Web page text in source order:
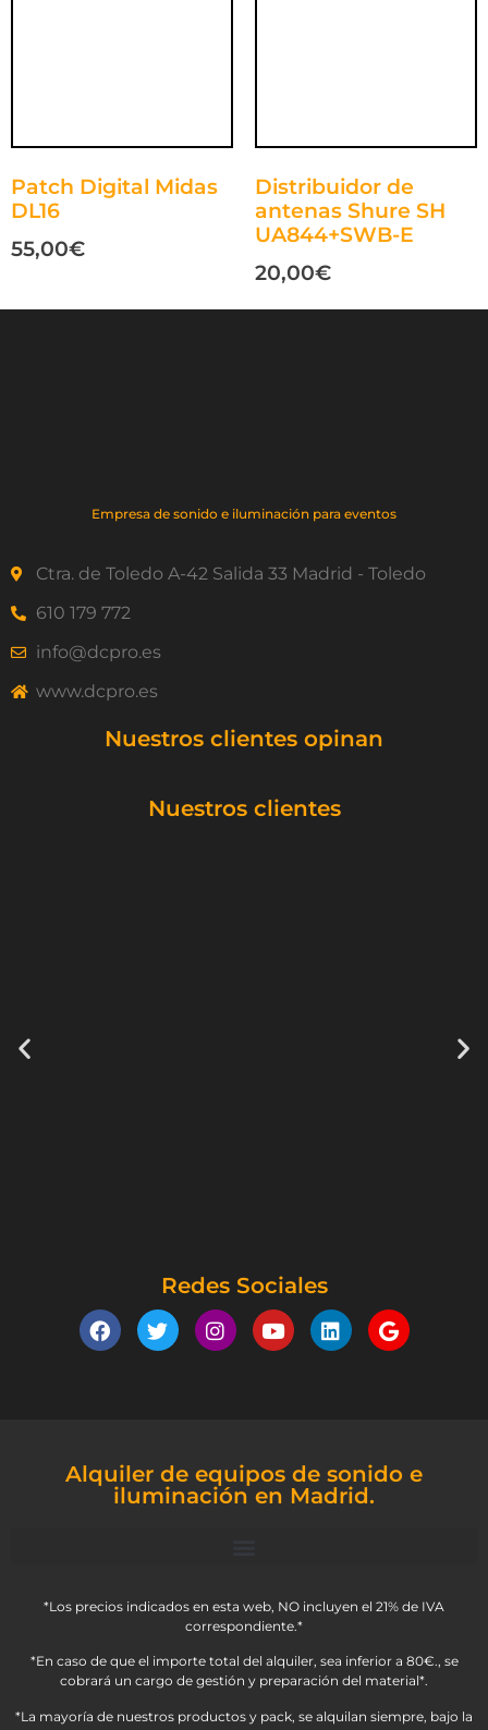
Patch Digital Midas
DL16
55,00€
Distribuidor de
antenas Shure SH
UA844+SWB-E
20,00€
Empresa de sonido e iluminación para eventos
Ctra. de Toledo A-42 Salida 33 Madrid - Toledo
610 179 772
info@dcpro.es
www.dcpro.es
Nuestros clientes opinan
Nuestros clientes
Redes Sociales
Alquiler de equipos de sonido e
iluminación en Madrid.
*Los precios indicados en esta web, NO incluyen el 21% de IVA
correspondiente.*
*En caso de que el importe total del alquiler, sea inferior a 80€., se
cobrará un cargo de gestión y preparación del material*.
*La mayoría de nuestros productos y pack, se alquilan siempre, bajo la